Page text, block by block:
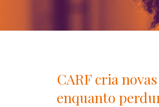
CARF cria
enquanto